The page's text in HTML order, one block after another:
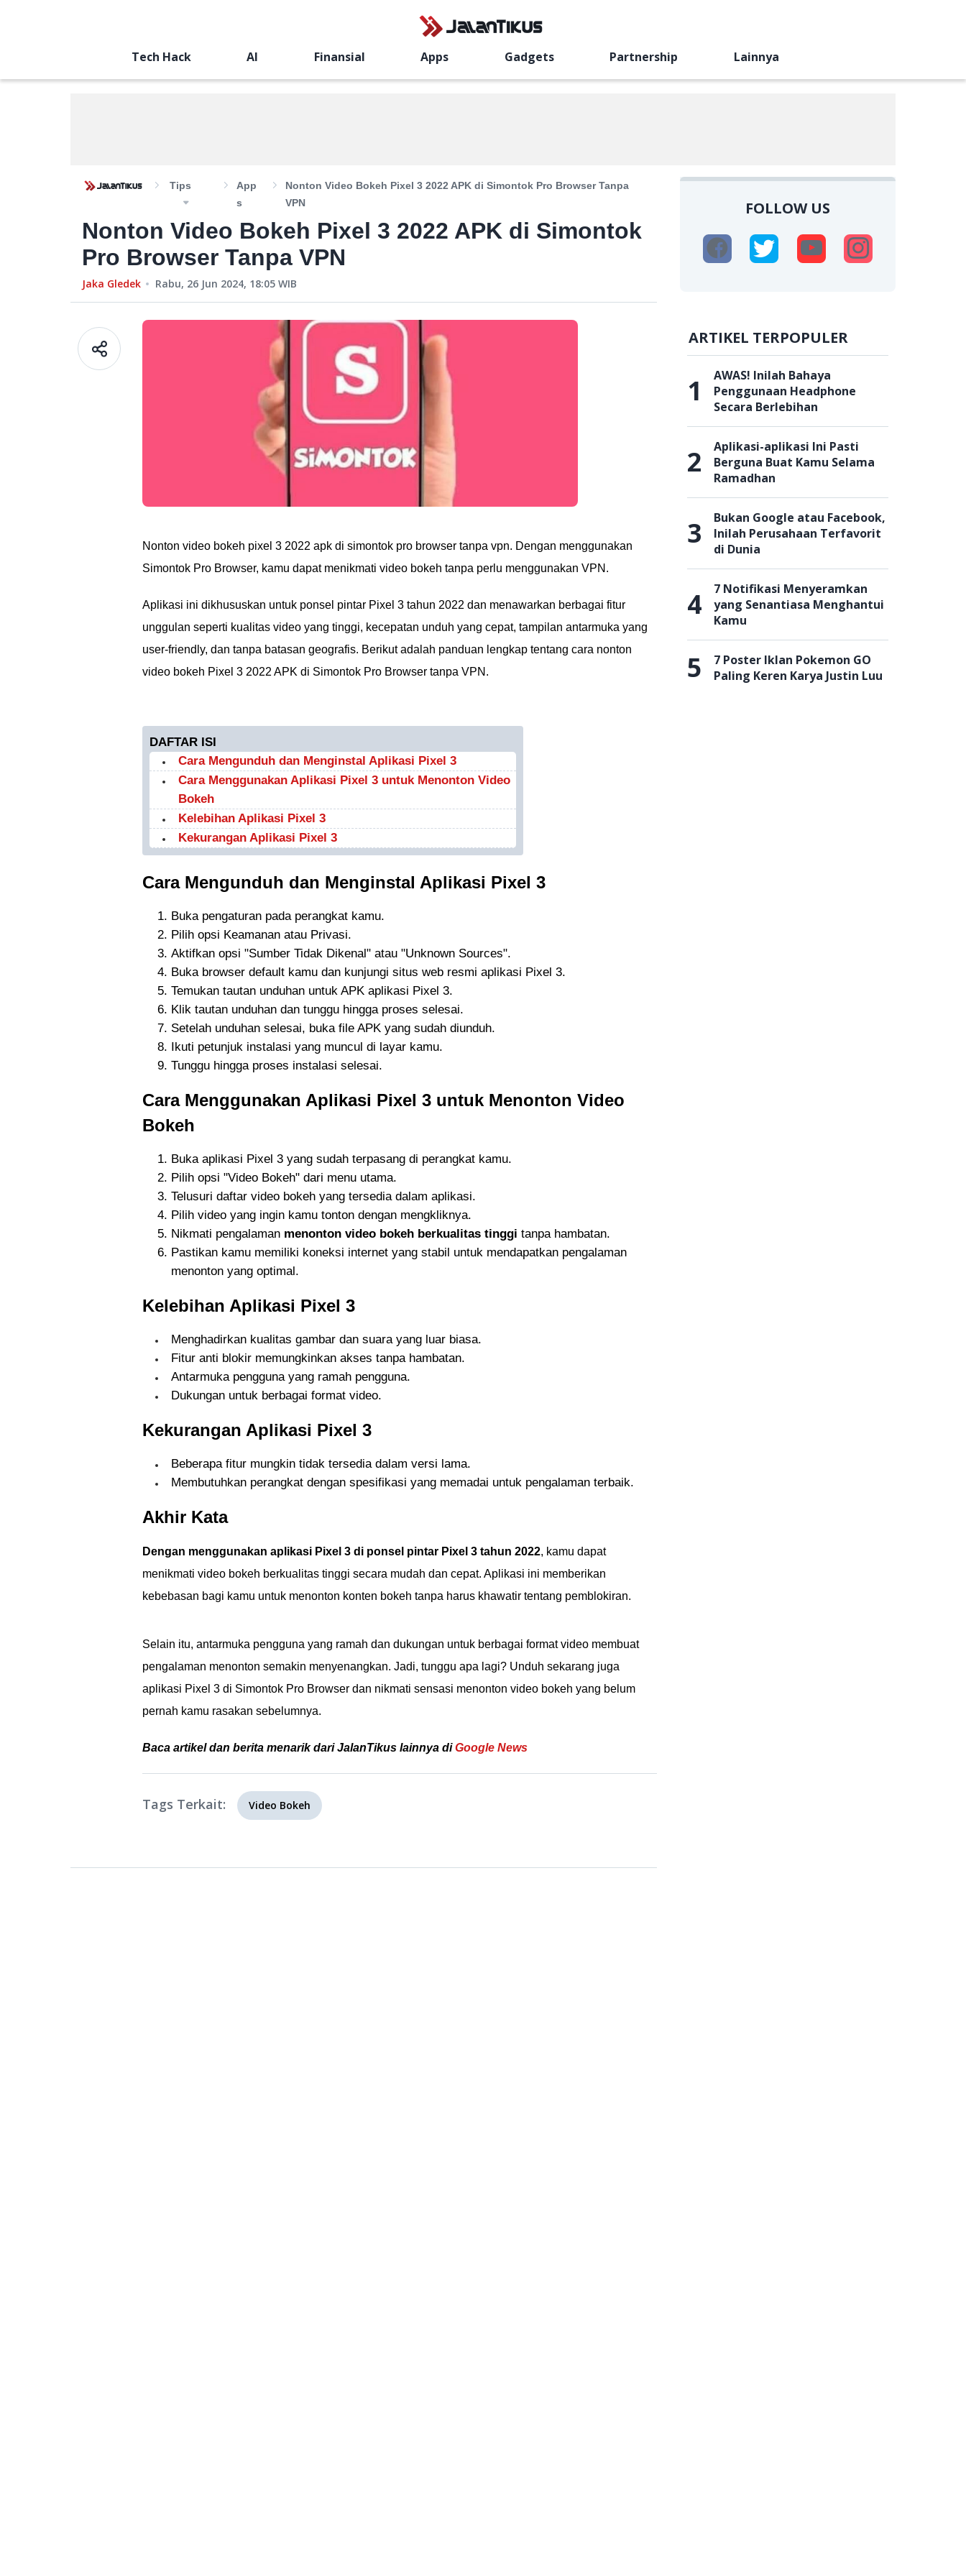
Tech Hack AI Finansial Apps Gadgets Partnership Lainnya
Tips
App
S
Nonton Video Bokeh Pixel 3 2022 APK di Simontok Pro Browser Tanpa
VPN
Nonton Video Bokeh Pixel 3 2022 APK di Simontok
Pro Browser Tanpa VPN
Jaka Gledek Rabu, 26 Jun 2024, 18:05 WIB
Nonton video bokeh pixel 3 2022 apk di simontok pro browser tanpa vpn. Dengan menggunakan
Simontok Pro Browser, kamu dapat menikmati video bokeh tanpa perlu menggunakan VPN.
Aplikasi ini dikhususkan untuk ponsel pintar Pixel 3 tahun 2022 dan menawarkan berbagai fitur
unggulan seperti kualitas video yang tinggi, kecepatan unduh yang cepat, tampilan antarmuka yang
user-friendly, dan tanpa batasan geografis. Berikut adalah panduan lengkap tentang cara nonton
video bokeh Pixel 3 2022 APK di Simontok Pro Browser tanpa VPN.
DAFTAR ISI
Cara Mengunduh dan Menginstal Aplikasi Pixel 3
Cara Menggunakan Aplikasi Pixel 3 untuk Menonton Video
Bokeh
Kelebihan Aplikasi Pixel 3
Kekurangan Aplikasi Pixel 3
Cara Mengunduh dan Menginstal Aplikasi Pixel 3
Buka pengaturan pada perangkat kamu.
Pilih opsi Keamanan atau Privasi.
Aktifkan opsi "Sumber Tidak Dikenal" atau "Unknown Sources".
Buka browser default kamu dan kunjungi situs web resmi aplikasi Pixel 3.
Temukan tautan unduhan untuk APK aplikasi Pixel 3.
Klik tautan unduhan dan tunggu hingga proses selesai.
Setelah unduhan selesai, buka file APK yang sudah diunduh.
Ikuti petunjuk instalasi yang muncul di layar kamu.
Tunggu hingga proses instalasi selesai.
Cara Menggunakan Aplikasi Pixel 3 untuk Menonton Video
Bokeh
Buka aplikasi Pixel 3 yang sudah terpasang di perangkat kamu.
Pilih opsi "Video Bokeh" dari menu utama.
Telusuri daftar video bokeh yang tersedia dalam aplikasi.
Pilih video yang ingin kamu tonton dengan mengkliknya.
Nikmati pengalaman menonton video bokeh berkualitas tinggi tanpa hambatan.
Pastikan kamu memiliki koneksi internet yang stabil untuk mendapatkan pengalaman
menonton yang optimal.
Kelebihan Aplikasi Pixel 3
Menghadirkan kualitas gambar dan suara yang luar biasa.
Fitur anti blokir memungkinkan akses tanpa hambatan.
Antarmuka pengguna yang ramah pengguna.
Dukungan untuk berbagai format video.
Kekurangan Aplikasi Pixel 3
Beberapa fitur mungkin tidak tersedia dalam versi lama.
Membutuhkan perangkat dengan spesifikasi yang memadai untuk pengalaman terbaik.
Akhir Kata
Dengan menggunakan aplikasi Pixel 3 di ponsel pintar Pixel 3 tahun 2022, kamu dapat
menikmati video bokeh berkualitas tinggi secara mudah dan cepat. Aplikasi ini memberikan
kebebasan bagi kamu untuk menonton konten bokeh tanpa harus khawatir tentang pemblokiran.
Selain itu, antarmuka pengguna yang ramah dan dukungan untuk berbagai format video membuat
pengalaman menonton semakin menyenangkan. Jadi, tunggu apa lagi? Unduh sekarang juga
aplikasi Pixel 3 di Simontok Pro Browser dan nikmati sensasi menonton video bokeh yang belum
pernah kamu rasakan sebelumnya.
Baca artikel dan berita menarik dari JalanTikus lainnya diGoogle News
Tags Terkait: Video Bokeh
FOLLOW US
ARTIKEL TERPOPULER
1
AWAS! Inilah Bahaya
Penggunaan Headphone
Secara Berlebihan
2
Aplikasi-aplikasi Ini Pasti
Berguna Buat Kamu Selama
Ramadhan
3
Bukan Google atau Facebook,
Inilah Perusahaan Terfavorit
di Dunia
4
7 Notifikasi Menyeramkan
yang Senantiasa Menghantui
Kamu
5
7 Poster Iklan Pokemon GO
Paling Keren Karya Justin Luu